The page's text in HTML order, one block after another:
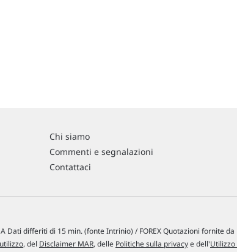
Chi siamo
Commenti e segnalazioni
Contattaci
Dati differiti di 15 min. (fonte Intrinio) / FOREX Quotazioni fornite da
, del Disclaimer MAR, delle Politiche sulla privacye dell'